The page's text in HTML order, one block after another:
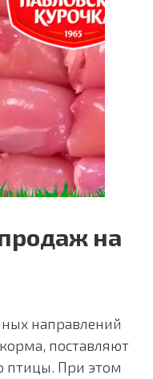
на
направлений
поставляют
птицы. При этом